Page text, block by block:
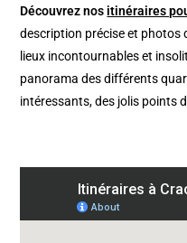
Découvrez nos itinéraires
description précise et photos
lieux incontournables et
panorama des différents
intéressants, des jolis points